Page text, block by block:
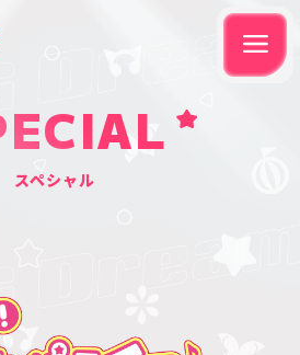
スペシャル